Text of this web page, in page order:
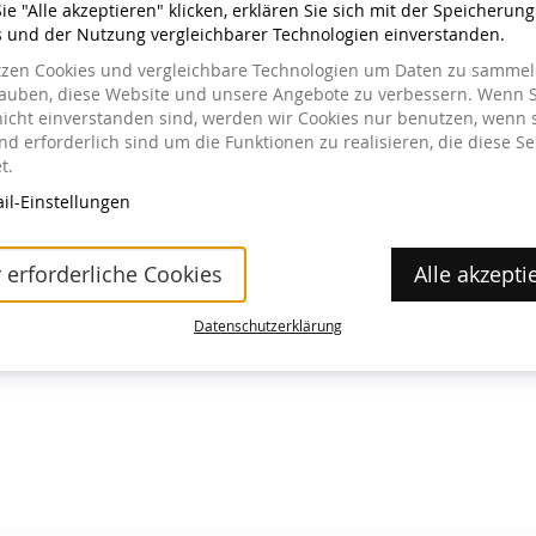
im Museum erhältlich.
"Alle akzeptieren" klicken, erklären Sie sich mit der
und der Nutzung vergleichbarer Technologien einverstanden.
Cookies und vergleichbare Technologien um Daten zu
diese Website und unsere Angebote zu verbessern. Wenn
einverstanden sind, werden wir Cookies nur benutzen, wenn
erforderlich sind um die Funktionen zu realisieren, die diese
Einstellungen
erforderliche Cookies Alle
Datenschutzerklärung